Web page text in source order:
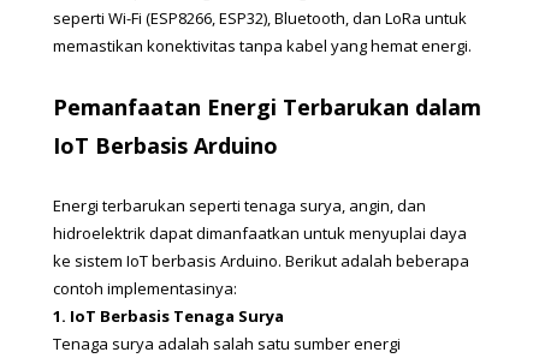
seperti Wi-Fi (ESP8266, ESP32), Bluetooth, dan LoRa untuk
memastikan konektivitas tanpa kabel yang hemat energi.
Pemanfaatan Energi Terbarukan dalam
IoT Berbasis Arduino
Energi terbarukan seperti tenaga surya, angin, dan
hidroelektrik dapat dimanfaatkan untuk menyuplai daya
ke sistem IoT berbasis Arduino. Berikut adalah beberapa
contoh implementasinya:
1. IoT Berbasis Tenaga Surya
Tenaga surya adalah salah satu sumber energi